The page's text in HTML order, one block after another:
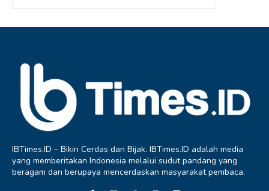
IBTimes.ID – Bikin Cerdas dan Bijak. IBTimes.ID adalah media
yang memberitakan Indonesia melalui sudut pandang yang
beragam dan berupaya mencerdaskan masyarakat pembaca.